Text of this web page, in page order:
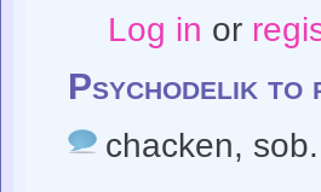
Log in or
Psychodelik to
chacken,